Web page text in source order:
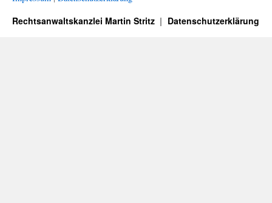
Rechtsanwaltskanzlei Martin Stritz Datenschutzerklärung